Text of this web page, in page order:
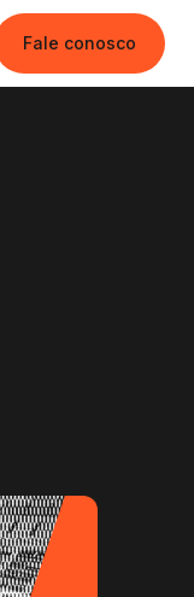
Fale conosco